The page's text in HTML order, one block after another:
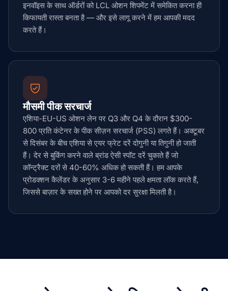
इनवॉइस के साथ ऑर्डरों को LCL ओशन शिपमेंट में समेकित करना ही
किफायती रास्ता बनता है — और इसे लागू करने में हम आपकी मदद
करते हैं।
मौसमी पीक सरचार्ज
एशिया-EU-US ओशन लेन पर Q3 और Q4 के दौरान $300-
800 प्रति कंटेनर के पीक सीज़न सरचार्ज (PSS) लगते हैं। अक्टूबर
से दिसंबर के बीच एशिया से एयर फ्रेट दरें दोगुनी या तिगुनी हो जाती
हैं। देर से बुकिंग करने वाले ब्रांड ऐसी स्पॉट दरें चुकाते हैं जो
कॉन्ट्रैक्ट दरों से 40-60% अधिक हो सकती हैं। हम आपके
प्रोडक्शन कैलेंडर के अनुसार 3-6 महीने पहले क्षमता लॉक करते हैं,
जिससे बाज़ार के सख्त होने पर आपको दर सुरक्षा मिलती है।